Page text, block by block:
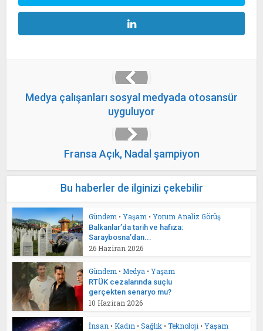
Medya çalışanları sosyal medyada otosansür
uyguluyor
Fransa Açık, Nadal şampiyon
Bu haberler de ilginizi çekebilir
Gündem • Yaşam • Yorum Analiz Görüş
Balkanlar’da tarih ve hafıza:
Saraybosna’dan...
26 Haziran 2026
Gündem • Medya • Yaşam
RTÜK cezalarında suçlu
gerçekten senaryo mu?
10 Haziran 2026
İnsan • Kadın • Sağlık • Teknoloji • Yaşam